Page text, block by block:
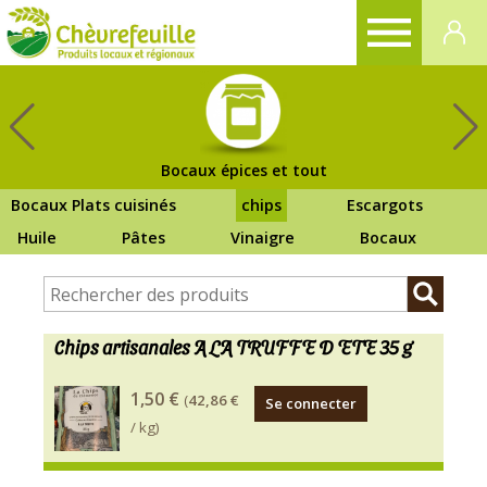
Bocaux épices et tout
Bocaux Plats cuisinés
chips
Escargots
Huile
Pâtes Vinaigre Bocaux
Chips artisanales A LA TRUFFE D ETE 35 g
Pour
fabriquer
cette
chips
1,50 € (42,86 €
/ kg)
Se connecter